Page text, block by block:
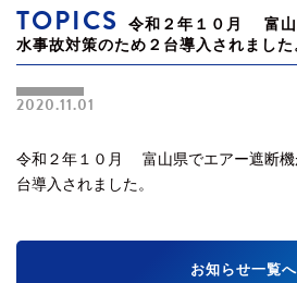
TOPICS
令和２年１０月 富山
水事故対策のため２台導入されました
2020.11.01
令和２年１０月 富山県でエアー遮断機
台導入されました。
お知らせ一覧へ